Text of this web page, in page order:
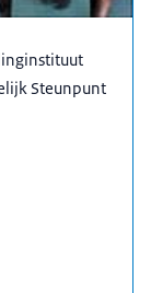
Steunpunt